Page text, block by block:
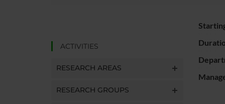
ACTIVITIES
RESEARCH AREAS
RESEARCH GROUPS